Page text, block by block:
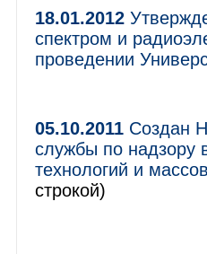
18.01.2012
спектром и
проведении
05.10.2011 Создан
службы по надзору
технологий и
строкой)